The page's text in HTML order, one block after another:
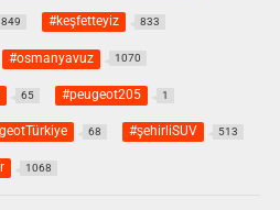
849 #keşfetteyiz 833
#osmanyavuz 1070
65 #peugeot205 1
68 #şehirliSUV 513
1068